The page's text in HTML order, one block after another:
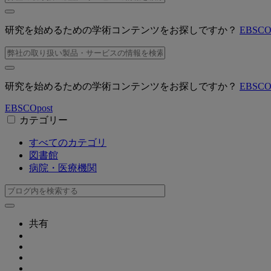
研究を始めるための学術コンテンツをお探しですか？
研究を始めるための学術コンテンツをお探しですか？
EBSCOpost
カテゴリー
すべてのカテゴリ
図書館
病院・医療機関
共有